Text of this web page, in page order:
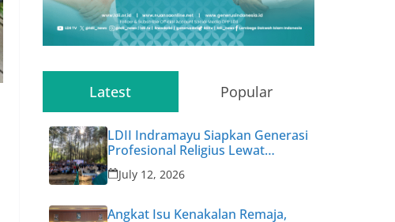
Latest Popular
LDII Indramayu Siapkan Generasi
Profesional Religius Lewat
Permata CAI ke-47
July 12, 2026
Angkat Isu Kenakalan Remaja,